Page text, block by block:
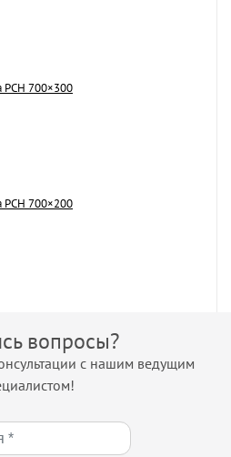
РСН 700×300
РСН 700×200
вопросы?
с нашим ведущим